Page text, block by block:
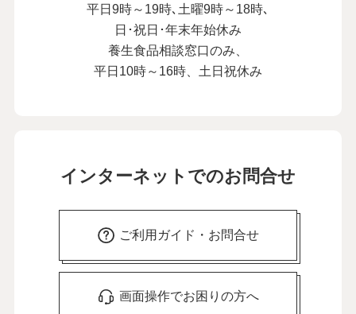
平日9時～19時､土曜9時～18時､
日･祝日･年末年始休み
養生食品相談窓口のみ、
平日10時～16時、土日祝休み
インターネットでのお問合せ
ご利用ガイド・お問合せ
画面操作でお困りの方へ